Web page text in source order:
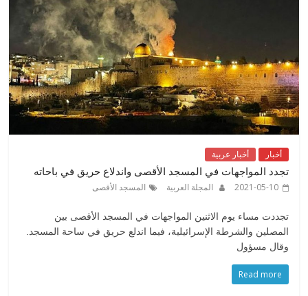
أخبار أخبار عربية
تجدد المواجهات في المسجد الأقصى واندلاع حريق في باحاته
2021-05-10
المجلة العربية المسجد الأقصى
تجددت مساء يوم الاثنين المواجهات في المسجد الأقصى بين
المصلين والشرطة الإسرائيلية، فيما اندلع حريق في ساحة المسجد.
وقال مسؤول
Read more